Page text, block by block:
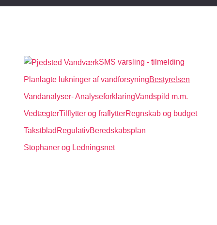
SMS varsling - tilmelding
Planlagte lukninger af vandforsyningBestyrelsen
Vandanalyser- AnalyseforklaringVandspild m.m.
VedtægterTilflytter og fraflytterRegnskab og budget
Takstblad RegulativBeredskabsplan
Stophaner og Ledningsnet